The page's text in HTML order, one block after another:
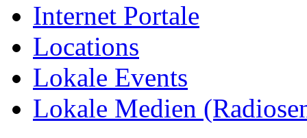
Internet Portale
Locations
Lokale Events
Lokale Medien